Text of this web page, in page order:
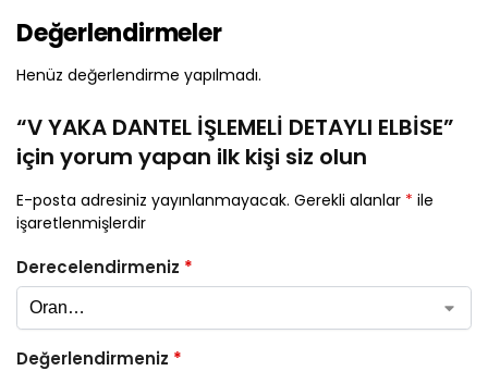
Değerlendirmeler
Henüz değerlendirme yapılmadı.
“V YAKA DANTEL İŞLEMELİ DETAYLI ELBİSE”
için yorum yapan ilk kişi siz olun
E-posta adresiniz yayınlanmayacak. Gerekli alanlar * ile
işaretlenmişlerdir
Derecelendirmeniz *
Değerlendirmeniz *